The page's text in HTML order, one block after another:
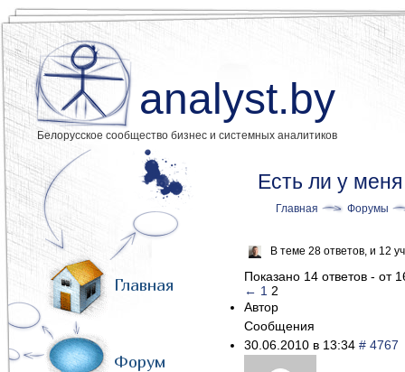
analyst.by
Белорусское сообщество бизнес и системных аналитиков
Главная
Форум
Есть ли у
Главная Форумы
В теме 28 ответов, и 12
Показано 14 ответов - от
← 1 2
Автор
Сообщения
30.06.2010 в 13:34 # 4767